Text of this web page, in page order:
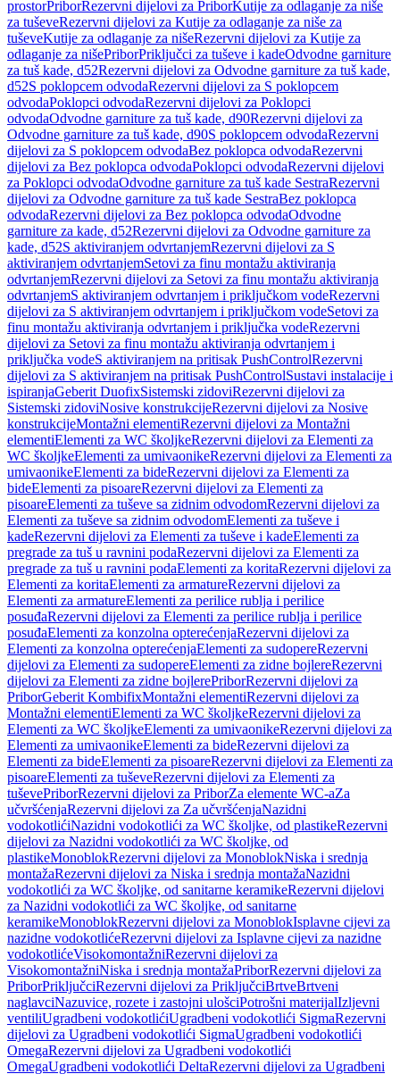
prostorPriborRezervni dijelovi za PriborKutije za odlaganje za niše
za tuševeRezervni dijelovi za Kutije za odlaganje za niše za
tuševeKutije za odlaganje za nišeRezervni dijelovi za Kutije za
odlaganje za nišePriborPriključci za tuševe i kadeOdvodne garniture
za tuš kade, d52Rezervni dijelovi za Odvodne garniture za tuš kade,
d52S poklopcem odvodaRezervni dijelovi za S poklopcem
odvodaPoklopci odvodaRezervni dijelovi za Poklopci
odvodaOdvodne garniture za tuš kade, d90Rezervni dijelovi za
Odvodne garniture za tuš kade, d90S poklopcem odvodaRezervni
dijelovi za S poklopcem odvodaBez poklopca odvodaRezervni
dijelovi za Bez poklopca odvodaPoklopci odvodaRezervni dijelovi
za Poklopci odvodaOdvodne garniture za tuš kade SestraRezervni
dijelovi za Odvodne garniture za tuš kade SestraBez poklopca
odvodaRezervni dijelovi za Bez poklopca odvodaOdvodne
garniture za kade, d52Rezervni dijelovi za Odvodne garniture za
kade, d52S aktiviranjem odvrtanjemRezervni dijelovi za S
aktiviranjem odvrtanjemSetovi za finu montažu aktiviranja
odvrtanjemRezervni dijelovi za Setovi za finu montažu aktiviranja
odvrtanjemS aktiviranjem odvrtanjem i priključkom vodeRezervni
dijelovi za S aktiviranjem odvrtanjem i priključkom vodeSetovi za
finu montažu aktiviranja odvrtanjem i priključka vodeRezervni
dijelovi za Setovi za finu montažu aktiviranja odvrtanjem i
priključka vodeS aktiviranjem na pritisak PushControlRezervni
dijelovi za S aktiviranjem na pritisak PushControlSustavi instalacije i
ispiranjaGeberit DuofixSistemski zidoviRezervni dijelovi za
Sistemski zidoviNosive konstrukcijeRezervni dijelovi za Nosive
konstrukcijeMontažni elementiRezervni dijelovi za Montažni
elementiElementi za WC školjkeRezervni dijelovi za Elementi za
WC školjkeElementi za umivaonikeRezervni dijelovi za Elementi za
umivaonikeElementi za bideRezervni dijelovi za Elementi za
bideElementi za pisoareRezervni dijelovi za Elementi za
pisoareElementi za tuševe sa zidnim odvodomRezervni dijelovi za
Elementi za tuševe sa zidnim odvodomElementi za tuševe i
kadeRezervni dijelovi za Elementi za tuševe i kadeElementi za
pregrade za tuš u ravnini podaRezervni dijelovi za Elementi za
pregrade za tuš u ravnini podaElementi za koritaRezervni dijelovi za
Elementi za koritaElementi za armatureRezervni dijelovi za
Elementi za armatureElementi za perilice rublja i perilice
posuđaRezervni dijelovi za Elementi za perilice rublja i perilice
posuđaElementi za konzolna opterećenjaRezervni dijelovi za
Elementi za konzolna opterećenjaElementi za sudopereRezervni
dijelovi za Elementi za sudopereElementi za zidne bojlereRezervni
dijelovi za Elementi za zidne bojlerePriborRezervni dijelovi za
PriborGeberit KombifixMontažni elementiRezervni dijelovi za
Montažni elementiElementi za WC školjkeRezervni dijelovi za
Elementi za WC školjkeElementi za umivaonikeRezervni dijelovi za
Elementi za umivaonikeElementi za bideRezervni dijelovi za
Elementi za bideElementi za pisoareRezervni dijelovi za Elementi za
pisoareElementi za tuševeRezervni dijelovi za Elementi za
tuševePriborRezervni dijelovi za PriborZa elemente WC-aZa
učvršćenjaRezervni dijelovi za Za učvršćenjaNazidni
vodokotlićiNazidni vodokotlići za WC školjke, od plastikeRezervni
dijelovi za Nazidni vodokotlići za WC školjke, od
plastikeMonoblokRezervni dijelovi za MonoblokNiska i srednja
montažaRezervni dijelovi za Niska i srednja montažaNazidni
vodokotlići za WC školjke, od sanitarne keramikeRezervni dijelovi
za Nazidni vodokotlići za WC školjke, od sanitarne
keramikeMonoblokRezervni dijelovi za MonoblokIsplavne cijevi za
nazidne vodokotlićeRezervni dijelovi za Isplavne cijevi za nazidne
vodokotlićeVisokomontažniRezervni dijelovi za
VisokomontažniNiska i srednja montažaPriborRezervni dijelovi za
PriborPriključciRezervni dijelovi za PriključciBrtveBrtveni
naglavciNazuvice, rozete i zastojni ulošciPotrošni materijalIzljevni
ventiliUgradbeni vodokotlićiUgradbeni vodokotlići SigmaRezervni
dijelovi za Ugradbeni vodokotlići SigmaUgradbeni vodokotlići
OmegaRezervni dijelovi za Ugradbeni vodokotlići
OmegaUgradbeni vodokotlići DeltaRezervni dijelovi za Ugradbeni